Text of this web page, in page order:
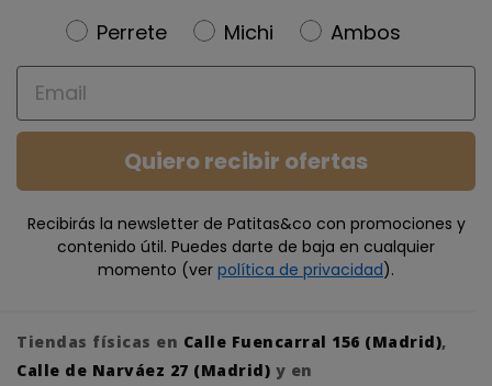
Newsletter
Perrete Michi
Ambos
Email
Quiero recibir ofertas
Recibirás la newsletter de Patitas&co con promociones y
contenido útil. Puedes darte de baja en cualquier
momento (ver política de privacidad).
Tiendas físicas en Calle Fuencarral 156 (Madrid),
Calle de Narváez 27 (Madrid) y en